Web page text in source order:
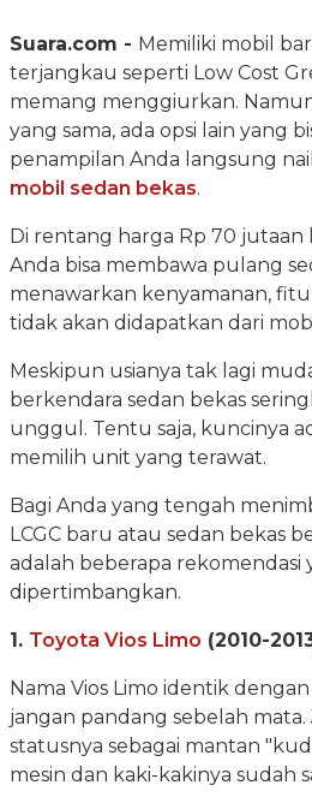
Suara.com - Memiliki mobil
terjangkau seperti Low Cost
memang menggiurkan.
yang sama, ada opsi lain yang
penampilan Anda langsung
mobil sedan bekas.
Di rentang harga Rp 70 jutaan
Anda bisa membawa pulang
menawarkan kenyamanan,
tidak akan didapatkan dari
Meskipun usianya tak lagi
berkendara sedan bekas
unggul. Tentu saja, kuncinya
memilih unit yang terawat.
Bagi Anda yang tengah
LCGC baru atau sedan bekas
adalah beberapa rekomendasi
dipertimbangkan.
1. Toyota Vios Limo (2010-
Nama Vios Limo identik
jangan pandang sebelah
statusnya sebagai mantan
mesin dan kaki-kakinya sudah